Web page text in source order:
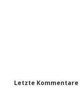
Letzte Kommentare